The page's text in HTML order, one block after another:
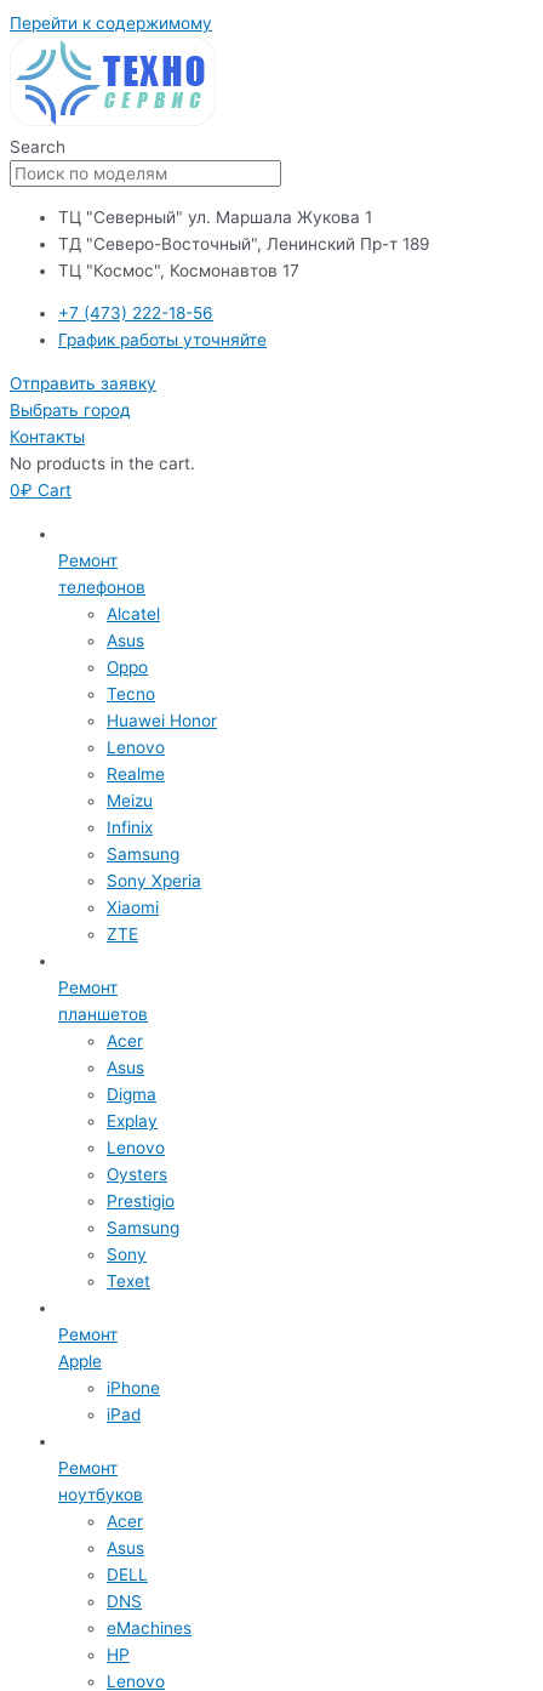
Перейти к содержимому
Search
ТЦ "Северный" ул. Маршала Жукова 1
ТД "Северо-Восточный", Ленинский Пр-т 189
ТЦ "Космос", Космонавтов 17
+7 (473) 222-18-56
График работы уточняйте
Отправить заявку
Выбрать город
Контакты
No products in the cart.
0₽ Cart
Ремонт
телефонов
Alcatel
Asus
Oppo
Tecno
Huawei Honor
Lenovo
Realme
Meizu
Infinix
Samsung
Sony Xperia
Xiaomi
ZTE
Ремонт
планшетов
Acer
Asus
Digma
Explay
Lenovo
Oysters
Prestigio
Samsung
Sony
Texet
Ремонт
Apple
iPhone
iPad
Ремонт
ноутбуков
Acer
Asus
DELL
DNS
eMachines
HP
Lenovo